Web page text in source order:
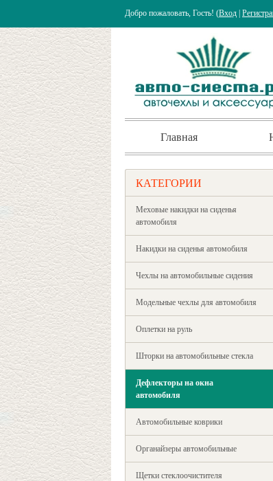
Добро пожаловать, Гость! (Вход
Главная
КАТЕГОРИИ
Меховые накидки на сиденья
автомобиля
Накидки на сиденья автомобиля
Чехлы на автомобильные сидения
Модельные чехлы для автомобиля
Оплетки на руль
Шторки на автомобильные стекла
Дефлекторы на окна
автомобиля
Автомобильные коврики
Органайзеры автомобильные
Щетки стеклоочистителя